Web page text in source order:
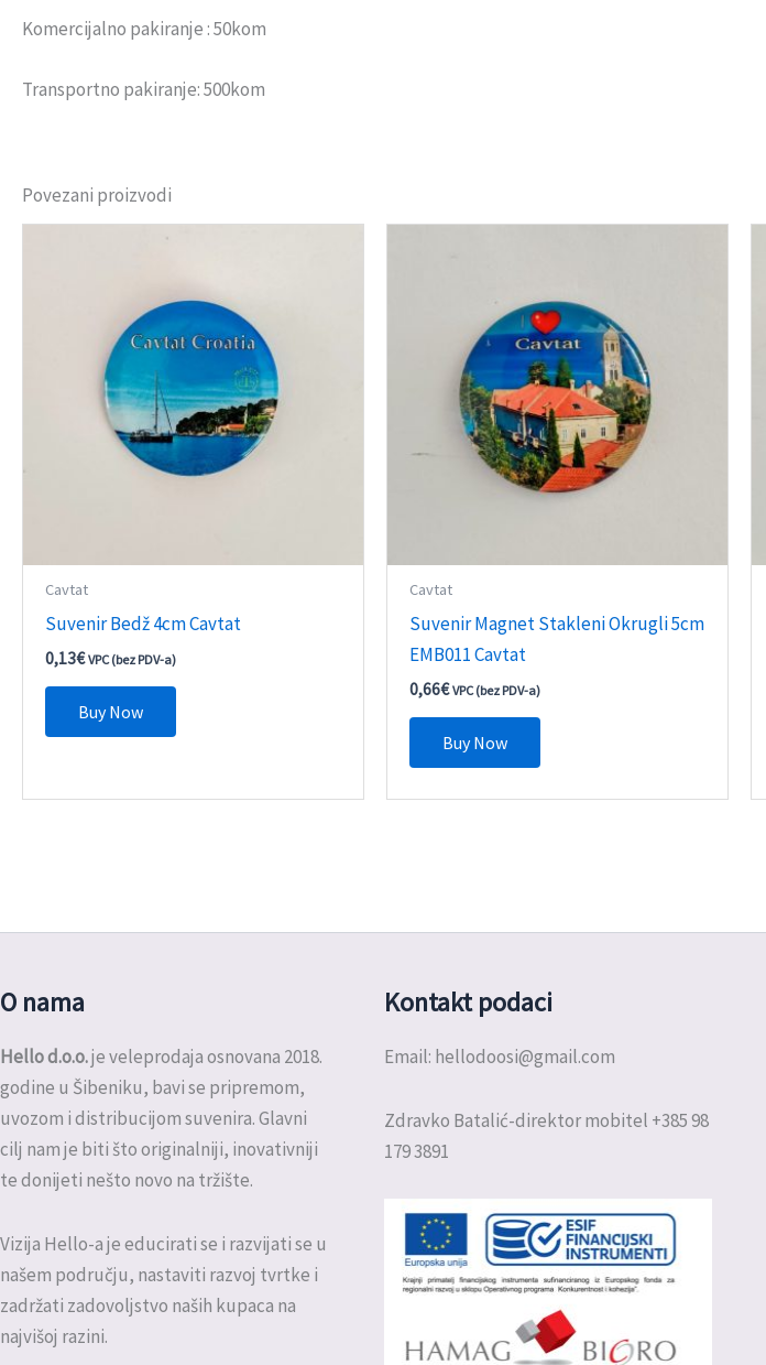
Komercijalno pakiranje : 50kom
Transportno pakiranje: 500kom
Povezani proizvodi
Cavtat
Suvenir Bedž 4cm Cavtat
0,13€ VPC (bez PDV-a)
Buy Now
Cavtat
Suvenir Magnet Stakleni Okrugli 5cm
EMB011 Cavtat
0,66€ VPC (bez PDV-a)
Buy Now
O nama
Hello d.o.o.je veleprodaja osnovana 2018.
godine u Šibeniku, bavi se pripremom,
uvozom i distribucijom suvenira. Glavni
cilj nam je biti što originalniji, inovativniji
te donijeti nešto novo na tržište.
Vizija Hello-a je educirati se i razvijati se u
našem području, nastaviti razvoj tvrtke i
zadržati zadovoljstvo naših kupaca na
najvišoj razini.
Kontakt podaci
Email: hellodoosi@gmail.com
Zdravko Batalić-direktor mobitel +385 98
179 3891